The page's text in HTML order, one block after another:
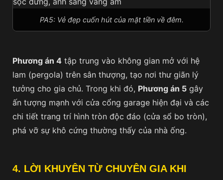
PA5: Vẻ đẹp cuốn hút của mặt tiền về đêm.
Phương án 4 tập trung vào không gian mở với hệ
lam (pergola) trên sân thượng, tạo nơi thư giãn lý
tưởng cho gia chủ. Trong khi đó, Phương án 5 gây
ấn tượng mạnh với cửa cổng garage hiện đại và các
chi tiết trang trí hình tròn độc đáo (cửa sổ bo tròn),
phá vỡ sự khô cứng thường thấy của nhà ống.
4. LỜI KHUYÊN TỪ CHUYÊN GIA KHI